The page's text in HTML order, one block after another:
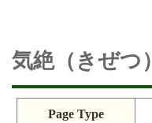
気絶（きぜつ）
Page Type